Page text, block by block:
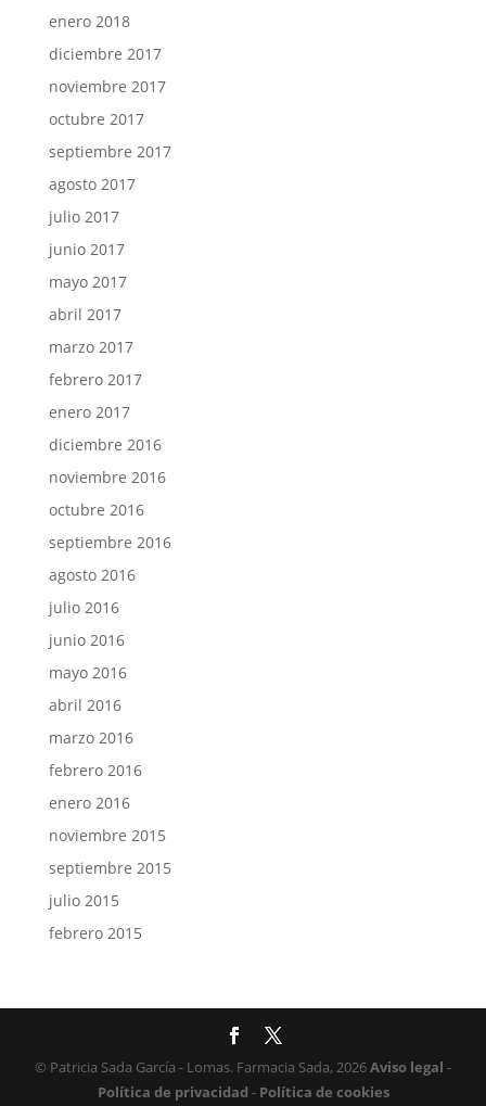
enero 2018
diciembre 2017
noviembre 2017
octubre 2017
septiembre 2017
agosto 2017
julio 2017
junio 2017
mayo 2017
abril 2017
marzo 2017
febrero 2017
enero 2017
diciembre 2016
noviembre 2016
octubre 2016
septiembre 2016
agosto 2016
julio 2016
junio 2016
mayo 2016
abril 2016
marzo 2016
febrero 2016
enero 2016
noviembre 2015
septiembre 2015
julio 2015
febrero 2015
© Patricia Sada García - Lomas. Farmacia Sada, 2026Aviso legal -
Política de privacidad -Política de cookies